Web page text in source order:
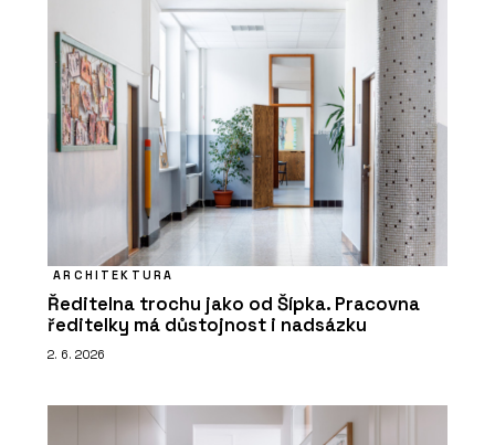
ARCHITEKTURA
Ředitelna trochu jako od Šípka. Pracovna
ředitelky má důstojnost i nadsázku
2. 6. 2026